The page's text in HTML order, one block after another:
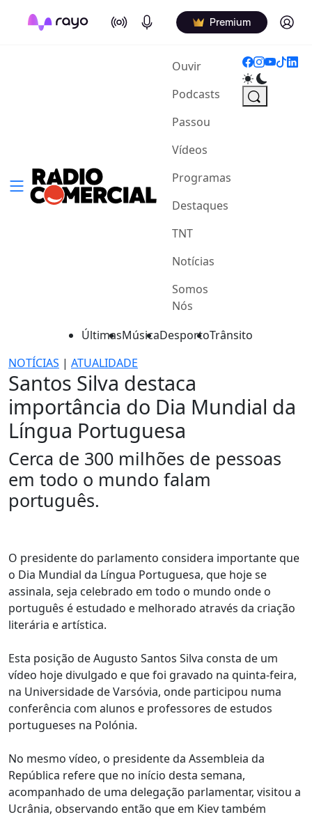
On Air Podcasts Premium Log in
Ouvir(current)
Podcasts
Passou
Vídeos
Programas
Destaques
TNT
Notícias
Somos
Nós
ÚltimasMúsicaDesportoTrânsito
NOTÍCIAS | ATUALIDADE
Santos Silva destaca
importância do Dia Mundial da
Língua Portuguesa
Cerca de 300 milhões de pessoas
em todo o mundo falam
português.
O presidente do parlamento considera importante que
o Dia Mundial da Língua Portuguesa, que hoje se
assinala, seja celebrado em todo o mundo onde o
português é estudado e melhorado através da criação
literária e artística.
Esta posição de Augusto Santos Silva consta de um
vídeo hoje divulgado e que foi gravado na quinta-feira,
na Universidade de Varsóvia, onde participou numa
conferência com alunos e professores de estudos
portugueses na Polónia.
No mesmo vídeo, o presidente da Assembleia da
República refere que no início desta semana,
acompanhado de uma delegação parlamentar, visitou a
Ucrânia, observando então que em Kiev também